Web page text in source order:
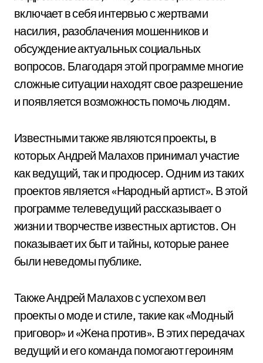
включает в себя интервью с жертвами
насилия, разоблачения мошенников и
обсуждение актуальных социальных
вопросов. Благодаря этой программе многие
сложные ситуации находят свое разрешение
и появляется возможность помочь людям.
Известными также являются проекты, в
которых Андрей Малахов принимал участие
как ведущий, так и продюсер. Одним из таких
проектов является «Народный артист». В этой
программе телеведущий рассказывает о
жизни и творчестве известных артистов. Он
показывает их быт и тайны, которые ранее
были неведомы публике.
Также Андрей Малахов с успехом вел
проекты о моде и стиле, такие как «Модный
приговор» и «Жена против». В этих передачах
ведущий и его команда помогают героиням